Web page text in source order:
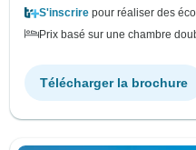
S'inscrire pour réaliser des
Prix basé sur une chambre
Télécharger la brochure